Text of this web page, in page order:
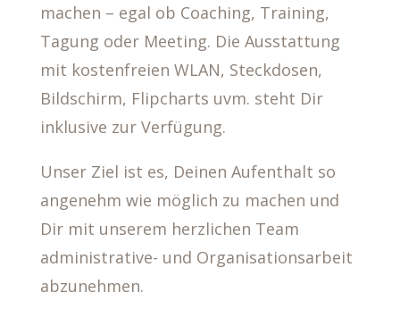
machen – egal ob Coaching, Training,
Tagung oder Meeting. Die Ausstattung
mit kostenfreien WLAN, Steckdosen,
Bildschirm, Flipcharts uvm. steht Dir
inklusive zur Verfügung.
Unser Ziel ist es, Deinen Aufenthalt so
angenehm wie möglich zu machen und
Dir mit unserem herzlichen Team
administrative- und Organisationsarbeit
abzunehmen.